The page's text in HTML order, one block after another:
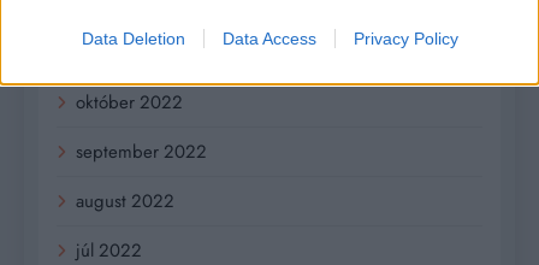
Data Deletion Data Access Privacy Policy
november 2022
október 2022
september 2022
august 2022
júl 2022